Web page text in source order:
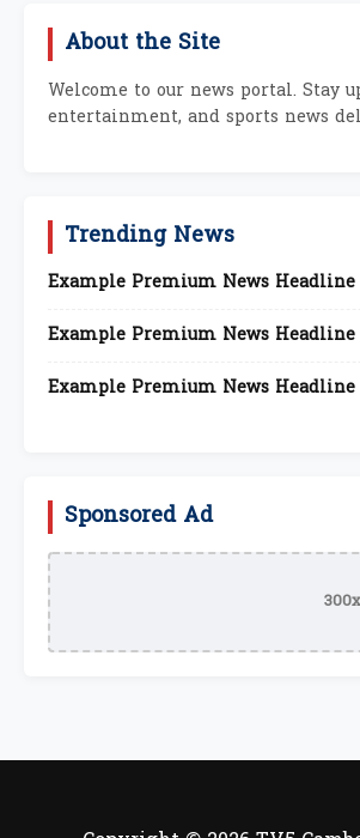
About the Site
Welcome to our news portal.
entertainment, and sports news
Trending News
Example Premium News Headline
Example Premium News Headline
Example Premium News Headline
Sponsored Ad